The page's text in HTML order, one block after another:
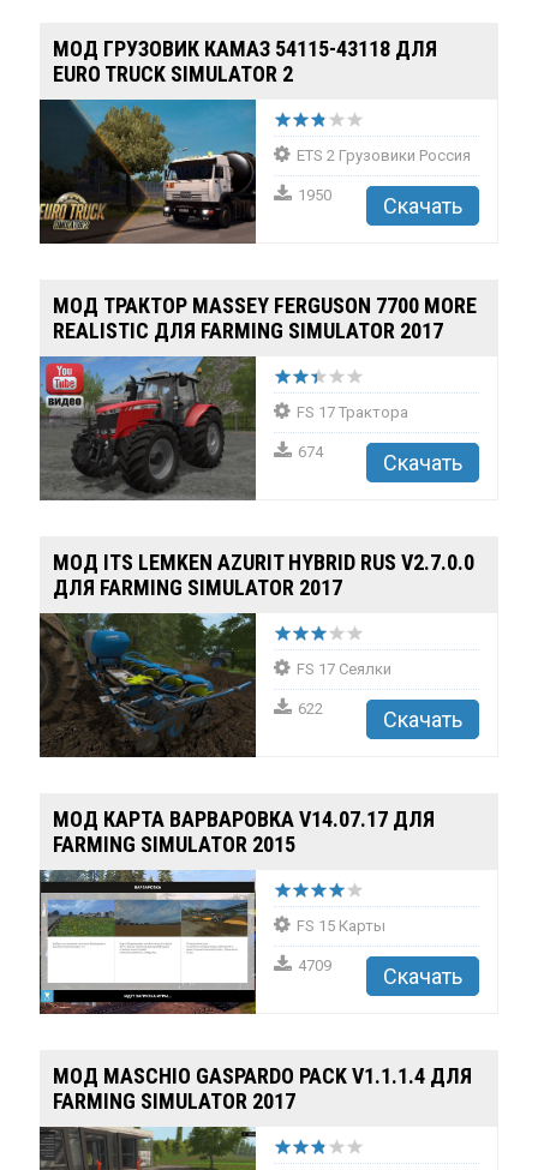
FACELIFT) V1.0 (0....
168041 77051
ПОПУЛЯРНЫЕ МОДЫ
МОД AUDI Q7 FACELIFT AND PRE-
FACELIFT V2.6 (0.38...
130600 56653
МОД ГРУЗОВИК КАМАЗ 54115-43118 ДЛЯ
EURO TRUCK SIMULATOR 2
ETS 2 Грузовики Россия
1950 Скачать
МОД ТРАКТОР MASSEY FERGUSON 7700 MORE
REALISTIC ДЛЯ FARMING SIMULATOR 2017
FS 17 Трактора
674 Скачать
МОД ITS LEMKEN AZURIT HYBRID RUS V2.7.0.0
ДЛЯ FARMING SIMULATOR 2017
FS 17 Сеялки
622 Скачать
МОД КАРТА ВАРВАРОВКА V14.07.17 ДЛЯ
FARMING SIMULATOR 2015
FS 15 Карты
4709 Скачать
МОД MASCHIO GASPARDO PACK V1.1.1.4 ДЛЯ
FARMING SIMULATOR 2017